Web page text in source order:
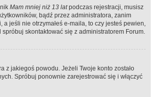
Mam mniej niż 13 latpodczas rejestracji, musisz
bądź przez administratora, zanim
jeśli nie otrzymałeś e-maila, to czy jesteś pewien,
skontaktować się z administratorem Forum.
z jakiegoś powodu. Jeżeli Twoje konto zostało
Spróbuj ponownie zarejestrować się i włączyć